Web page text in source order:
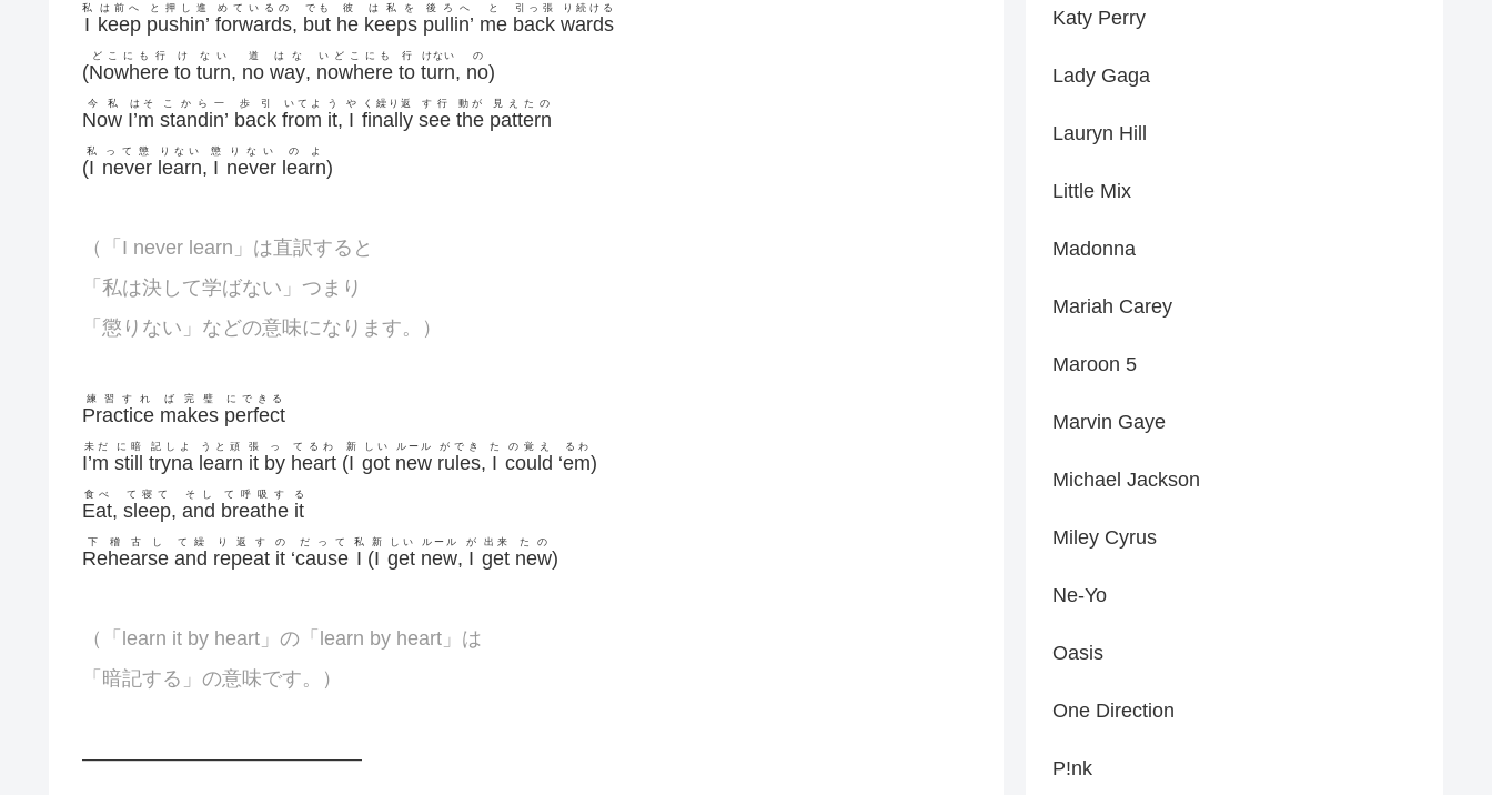
I
私
keep
は前へ
pushin’
と押し進
forwards
めているの
, but
でも
he
彼
keeps
は私を
pullin’
後ろへ
me
と
back
引っ張
wards
り続ける
(Nowhere
どこにも行
to
け
turn
ない
, no
道
way
はな
, nowhere
いどこにも
to
行
turn
けない
, no
の
)
Now
今私
I’m
はそ
standin’
こから一
back
歩引
from
いてよ
it
う
, I
や
finally
く繰り返
see
す行
the
動が
pattern
見えたの
(I
私
never
って懲
learn
りない
, I
懲
never
りない
learn
のよ
)
（「I never learn」は直訳すると
「私は決して学ばない」つまり
「懲りない」などの意味になります。）
Practice
練習すれ
makes
ば完璧
perfect
にできる
I’m
未だ
still
に暗
tryna
記しよ
learn
うと頑
it
張
by
っ
heart
てるわ
(I
新
got
しい
new
ルール
rules
ができ
, I
た
could
の覚え
‘em
るわ
)
Eat
食べ
, sleep
て寝て
, and
そし
breathe
て呼吸す
it
る
Rehearse
下稽古し
and
て繰
repeat
り返す
it
の
‘cause
だって
I
私
(I
新
get
しい
new
ルール
, I
が
get
出来
new
たの
)
（「learn it by heart」の「learn by heart」は
「暗記する」の意味です。）
——————————————
Katy Perry
Lady Gaga
Lauryn Hill
Little Mix
Madonna
Mariah Carey
Maroon 5
Marvin Gaye
Michael Jackson
Miley Cyrus
Ne-Yo
Oasis
One Direction
P!nk